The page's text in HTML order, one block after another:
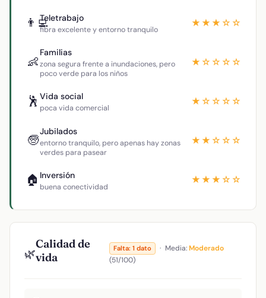
👨‍💻Teletrabajo
fibra excelente y entorno tranquilo
★★★☆☆
👶
Familias
zona segura frente a inundaciones, pero
poco verde para los niños
★☆☆☆☆
🕺 Vida social
poca vida comercial
★☆☆☆☆
🧓
Jubilados
entorno tranquilo, pero apenas hay zonas
verdes para pasear
★★☆☆☆
🏠 Inversión
buena conectividad
★★★☆☆
🌿
Calidad de
vida
Falta: 1 dato · Media:Moderado
(51/100)